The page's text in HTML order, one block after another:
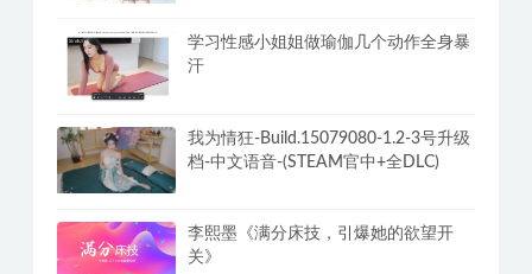
学习性感小姐姐做瑜伽几个动作全身暴
汗
我为情狂-Build.15079080-1.2-3号升级
档-中文语音-(STEAM官中+全DLC)
李熙墨《满分床技，引爆她的欲望开
关》